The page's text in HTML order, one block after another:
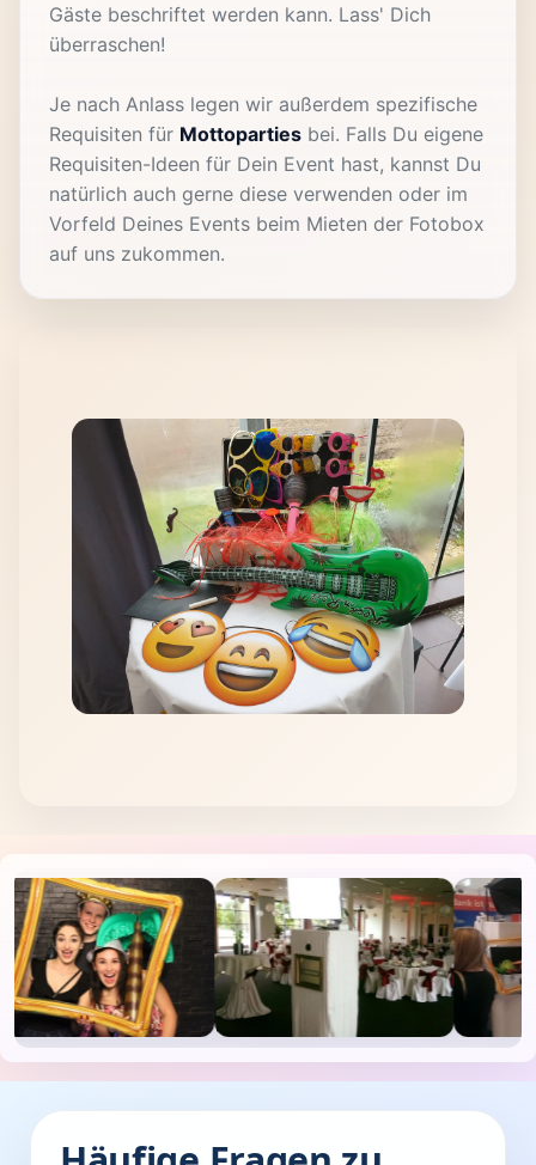
Gäste beschriftet werden kann. Lass' Dich
überraschen!
Je nach Anlass legen wir außerdem spezifische
Requisiten für Mottoparties bei. Falls Du eigene
Requisiten-Ideen für Dein Event hast, kannst Du
natürlich auch gerne diese verwenden oder im
Vorfeld Deines Events beim Mieten der Fotobox
auf uns zukommen.